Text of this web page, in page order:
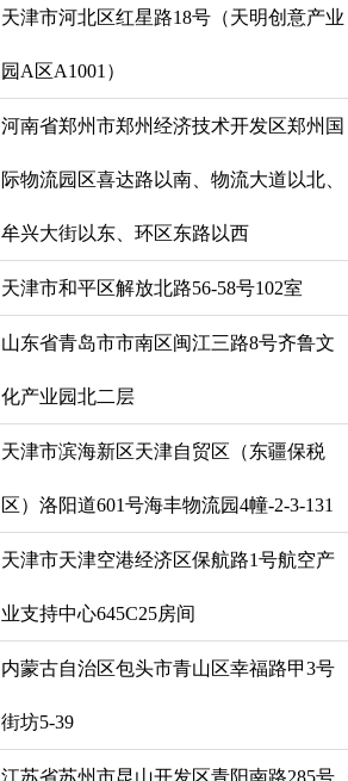
天津市河北区红星路18号（天明创意产业
园A区A1001）
河南省郑州市郑州经济技术开发区郑州国
际物流园区喜达路以南、物流大道以北、
牟兴大街以东、环区东路以西
天津市和平区解放北路56-58号102室
山东省青岛市市南区闽江三路8号齐鲁文
化产业园北二层
天津市滨海新区天津自贸区（东疆保税
区）洛阳道601号海丰物流园4幢-2-3-131
天津市天津空港经济区保航路1号航空产
业支持中心645C25房间
内蒙古自治区包头市青山区幸福路甲3号
街坊5-39
江苏省苏州市昆山开发区青阳南路285号